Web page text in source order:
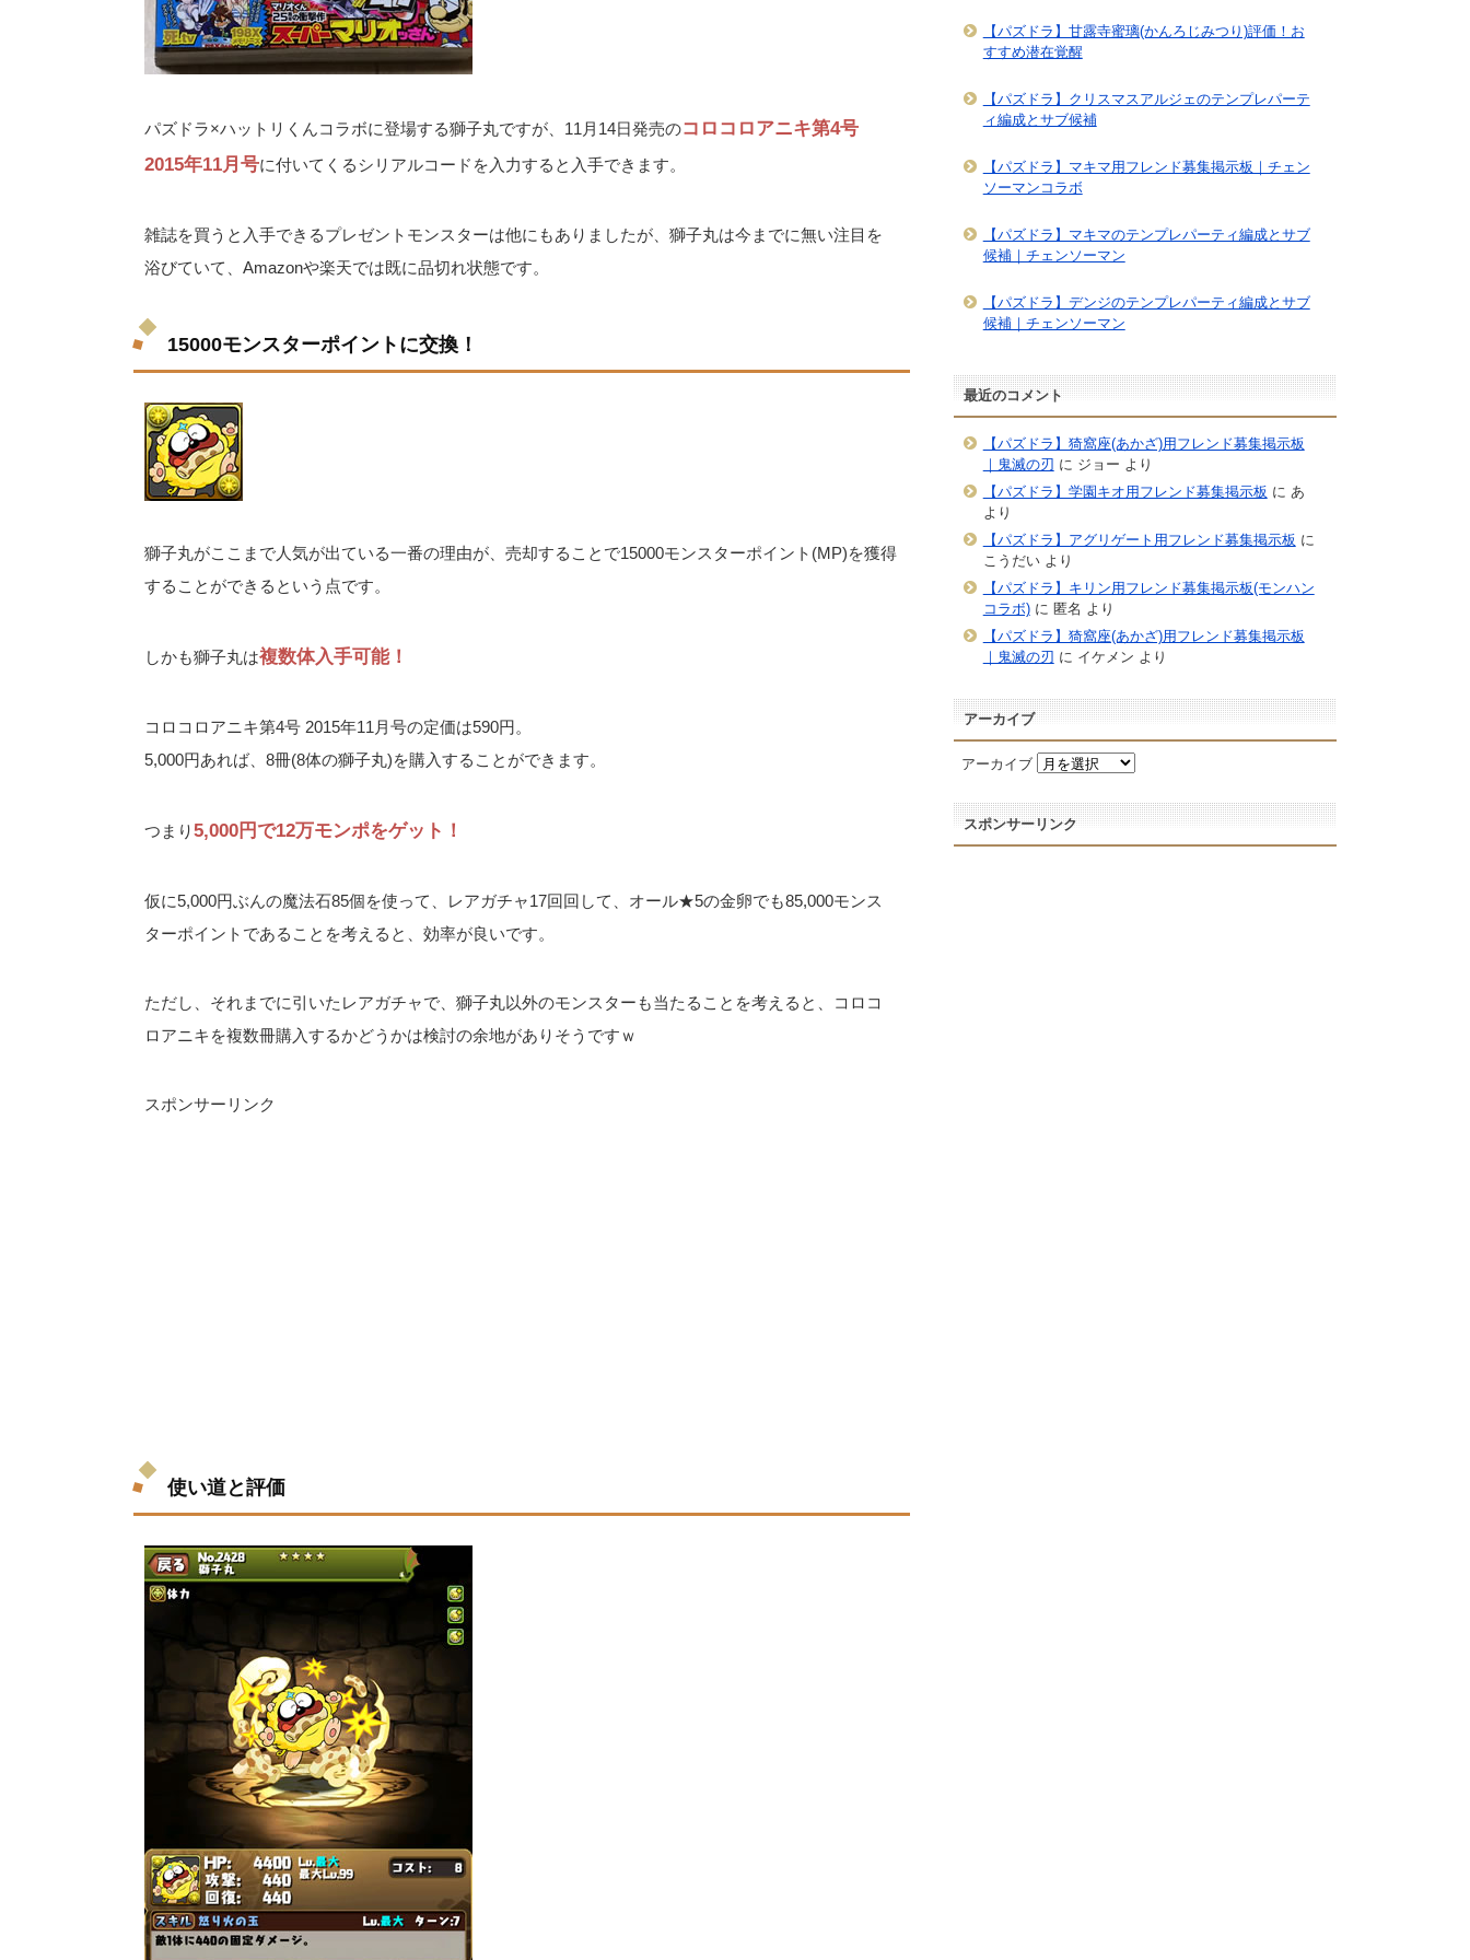
パズドラ×ハットリくんコラボに登場する獅子丸ですが、11月14日発売のコロコロアニキ第4号
2015年11月号に付いてくるシリアルコードを入力すると入手できます。
雑誌を買うと入手できるプレゼントモンスターは他にもありましたが、獅子丸は今までに無い注目を
浴びていて、Amazonや楽天では既に品切れ状態です。
15000モンスターポイントに交換！
獅子丸がここまで人気が出ている一番の理由が、売却することで15000モンスターポイント(MP)を獲得
することができるという点です。
しかも獅子丸は複数体入手可能！
コロコロアニキ第4号 2015年11月号の定価は590円。
5,000円あれば、8冊(8体の獅子丸)を購入することができます。
つまり5,000円で12万モンポをゲット！
仮に5,000円ぶんの魔法石85個を使って、レアガチャ17回回して、オール★5の金卵でも85,000モンス
ターポイントであることを考えると、効率が良いです。
ただし、それまでに引いたレアガチャで、獅子丸以外のモンスターも当たることを考えると、コロコ
ロアニキを複数冊購入するかどうかは検討の余地がありそうですｗ
スポンサーリンク
使い道と評価
【パズドラ】甘露寺蜜璃(かんろじみつり)評価！お
すすめ潜在覚醒
【パズドラ】クリスマスアルジェのテンプレパーテ
ィ編成とサブ候補
【パズドラ】マキマ用フレンド募集掲示板｜チェン
ソーマンコラボ
【パズドラ】マキマのテンプレパーティ編成とサブ
候補｜チェンソーマン
【パズドラ】デンジのテンプレパーティ編成とサブ
候補｜チェンソーマン
最近のコメント
【パズドラ】猗窩座(あかざ)用フレンド募集掲示板
｜鬼滅の刃 に ジョー より
【パズドラ】学園キオ用フレンド募集掲示板 に あ
より
【パズドラ】アグリゲート用フレンド募集掲示板 に
こうだいより
【パズドラ】キリン用フレンド募集掲示板(モンハン
コラボ)に 匿名 より
【パズドラ】猗窩座(あかざ)用フレンド募集掲示板
｜鬼滅の刃 に イケメン より
アーカイブ
アーカイブ
スポンサーリンク